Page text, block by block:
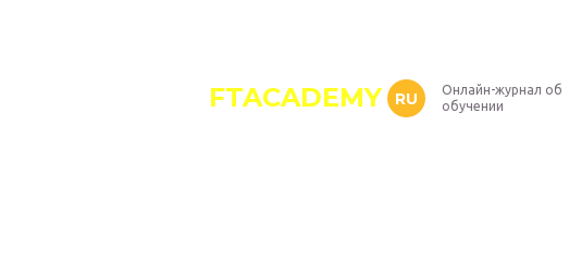
FTACADEMY RU
Онлайн-журнал об
обучении